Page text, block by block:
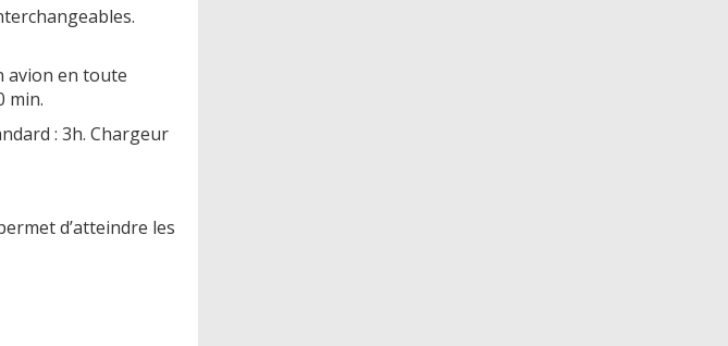
avion en toute
min.
: 3h. Chargeur
d’atteindre les